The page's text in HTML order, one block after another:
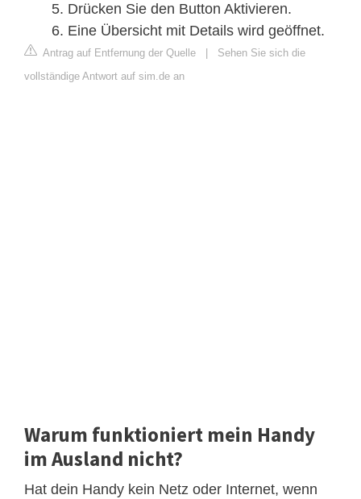
Drücken Sie den Button Aktivieren.
Eine Übersicht mit Details wird geöffnet.
Antrag auf Entfernung der Quelle
Sehen Sie sich die
vollständige Antwort auf sim.de an
Warum funktioniert mein Handy
im Ausland nicht?
Hat dein Handy kein Netz oder Internet, wenn